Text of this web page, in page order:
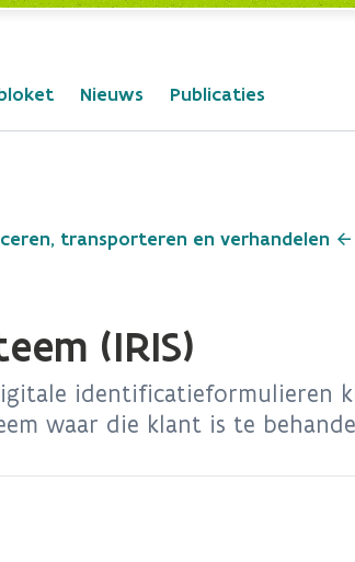
Nieuws Publicaties
transporteren en verhandelen
(IRIS)
identificatieformulieren
waar die klant is te